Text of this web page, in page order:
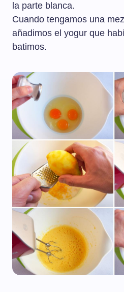
la parte blanca.
Cuando tengamos una
añadimos el yogur que
batimos.